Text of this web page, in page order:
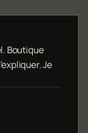
Boutique
Je